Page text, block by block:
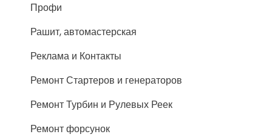
Профи
Рашит, автомастерская
Реклама и Контакты
Ремонт Стартеров и генераторов
Ремонт Турбин и Рулевых Реек
Ремонт форсунок